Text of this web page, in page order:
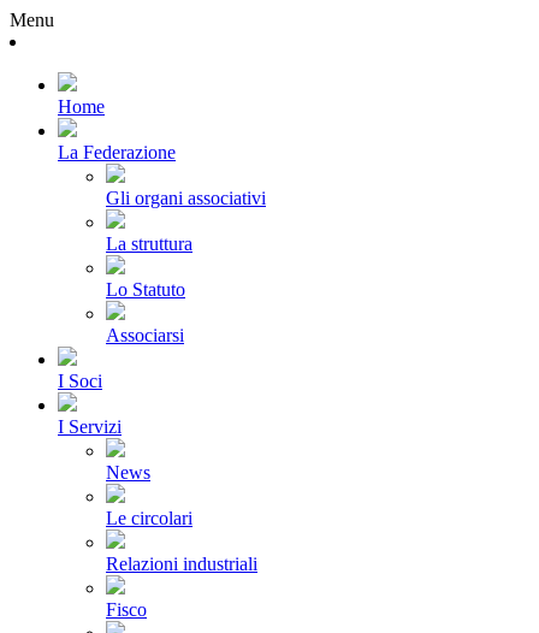
Menu
Home
La Federazione
Gli organi associativi
La struttura
Lo Statuto
Associarsi
I Soci
I Servizi
News
Le circolari
Relazioni industriali
Fisco